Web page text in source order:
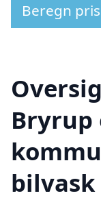
Beregn
Bryrup